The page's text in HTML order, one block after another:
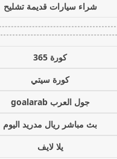
شراء سيارات قديمة تشليح
كورة 365
كورة سيتي
جول العرب goalarab
بث مباشر ريال مدريد اليوم
يلا لايف